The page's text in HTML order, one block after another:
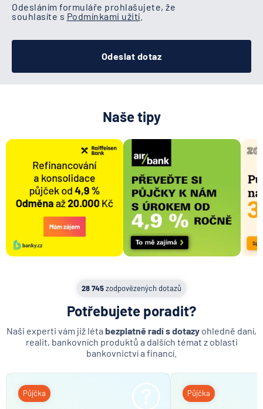
Odesláním formuláře prohlašujete, že
souhlasíte s Podmínkami užití
Odeslat dotaz
Naše tipy
28 745zodpovězených dotazů
Potřebujete poradit?
Naši experti vám již léta bezplatně radí s dotazy ohledně daní,
realit, bankovních produktů a dalších témat z oblasti
bankovnictví a financí.
Půjčka Půjčka